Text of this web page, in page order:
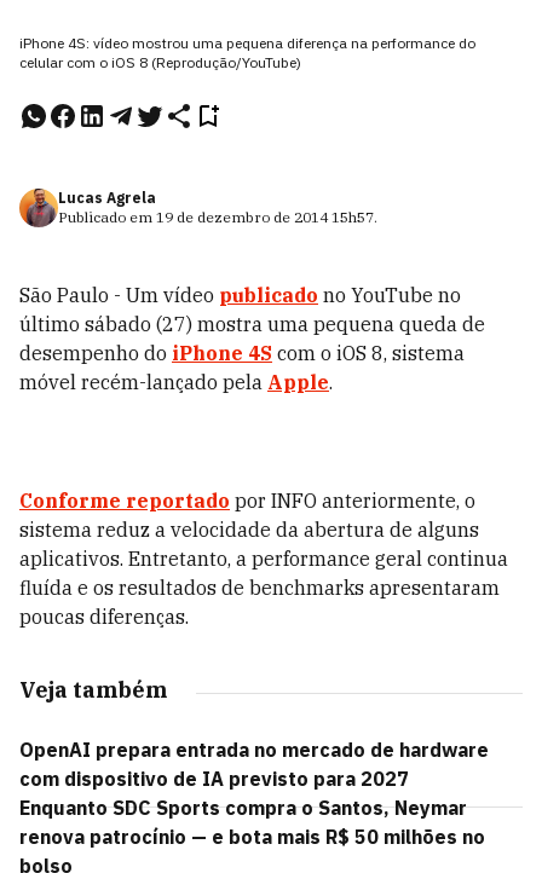
iPhone 4S: vídeo mostrou uma pequena diferença na performance do
celular com o iOS 8 (Reprodução/YouTube)
Lucas Agrela
Publicado em 19 de dezembro de 2014 15h57.
São Paulo - Um vídeo publicado no YouTube no
último sábado (27) mostra uma pequena queda de
desempenho do iPhone 4S com o iOS 8, sistema
móvel recém-lançado pela Apple.
Conforme reportado por INFO anteriormente, o
sistema reduz a velocidade da abertura de alguns
aplicativos. Entretanto, a performance geral continua
fluída e os resultados de benchmarks apresentaram
poucas diferenças.
Veja também
OpenAI prepara entrada no mercado de hardware
com dispositivo de IA previsto para 2027
Enquanto SDC Sports compra o Santos, Neymar
renova patrocínio — e bota mais R$ 50 milhões no
bolso